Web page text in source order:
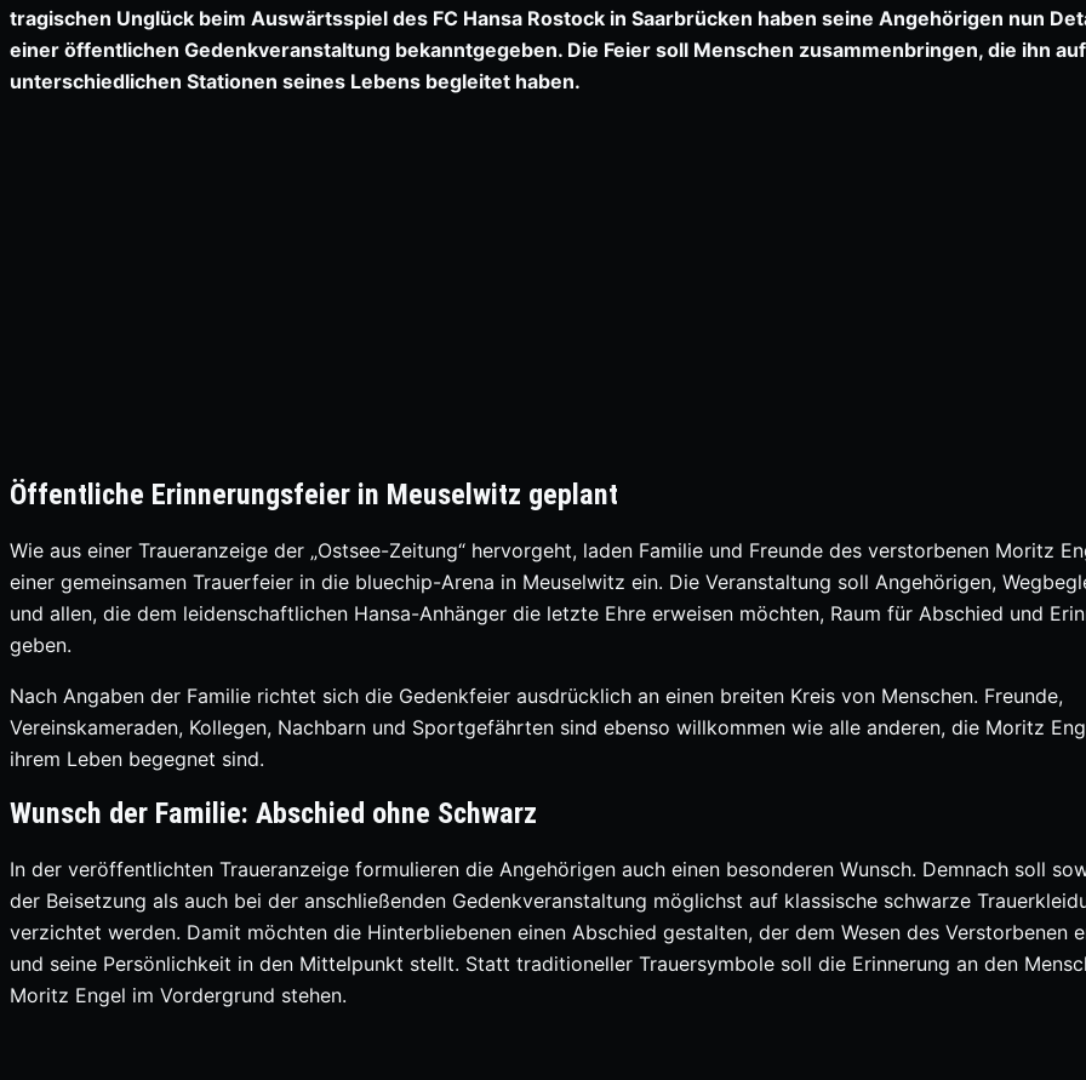
tragischen Unglück beim Auswärtsspiel des FC Hansa Rostock in Saarbrücken haben seine Angehörigen nun
einer öffentlichen Gedenkveranstaltung bekanntgegeben. Die Feier soll Menschen zusammenbringen, die ihn auf
unterschiedlichen Stationen seines Lebens begleitet haben.
Öffentliche Erinnerungsfeier in Meuselwitz geplant
Wie aus einer Traueranzeige der „Ostsee-Zeitung“ hervorgeht, laden Familie und Freunde des verstorbenen Moritz
einer gemeinsamen Trauerfeier in die bluechip-Arena in Meuselwitz ein. Die Veranstaltung soll Angehörigen,
und allen, die dem leidenschaftlichen Hansa-Anhänger die letzte Ehre erweisen möchten, Raum für Abschied und
geben.
Nach Angaben der Familie richtet sich die Gedenkfeier ausdrücklich an einen breiten Kreis von Menschen. Freunde,
Vereinskameraden, Kollegen, Nachbarn und Sportgefährten sind ebenso willkommen wie alle anderen, die Moritz
ihrem Leben begegnet sind.
Wunsch der Familie: Abschied ohne Schwarz
In der veröffentlichten Traueranzeige formulieren die Angehörigen auch einen besonderen Wunsch. Demnach soll
der Beisetzung als auch bei der anschließenden Gedenkveranstaltung möglichst auf klassische schwarze
verzichtet werden. Damit möchten die Hinterbliebenen einen Abschied gestalten, der dem Wesen des Verstorbenen
und seine Persönlichkeit in den Mittelpunkt stellt. Statt traditioneller Trauersymbole soll die Erinnerung an den
Moritz Engel im Vordergrund stehen.